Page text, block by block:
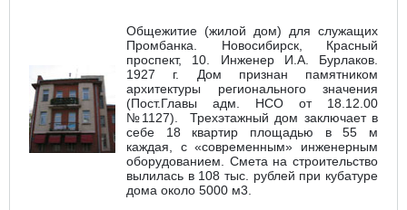
Общежитие (жилой дом) для служащих
Промбанка. Новосибирск, Красный
проспект, 10. Инженер И.А. Бурлаков.
1927 г. Дом признан памятником
архитектуры регионального значения
(Пост.Главы адм. НСО от 18.12.00
№1127). Трехэтажный дом заключает в
себе 18 квартир площадью в 55 м
каждая, с «современным» инженерным
оборудованием. Смета на строительство
вылилась в 108 тыс. рублей при кубатуре
дома около 5000 м3.